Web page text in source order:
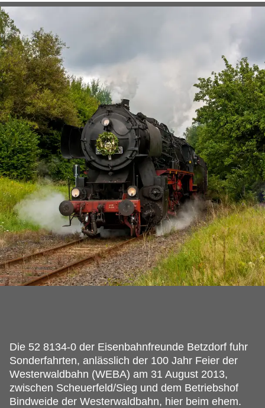
Die 52 8134-0 der Eisenbahnfreunde Betzdorf fuhr
Sonderfahrten, anlässlich der 100 Jahr Feier der
Westerwaldbahn (WEBA) am 31 August 2013,
zwischen Scheuerfeld/Sieg und dem Betriebshof
Bindweide der Westerwaldbahn, hier beim ehem.